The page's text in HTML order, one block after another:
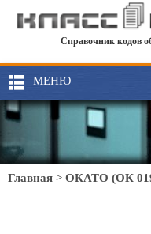
Справочник кодов
МЕНЮ
Главная > ОКАТО (ОК